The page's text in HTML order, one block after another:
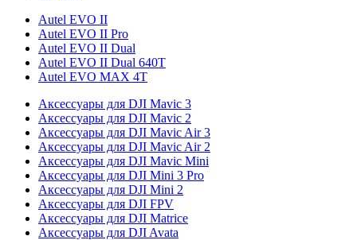
Autel EVO II
Autel EVO II Pro
Autel EVO II Dual
Autel EVO II Dual 640T
Autel EVO MAX 4T
Аксессуары для DJI Mavic 3
Аксессуары для DJI Mavic 2
Аксессуары для DJI Mavic Air 3
Аксессуары для DJI Mavic Air 2
Аксессуары для DJI Mavic Mini
Аксессуары для DJI Mini 3 Pro
Аксессуары для DJI Mini 2
Аксессуары для DJI FPV
Аксессуары для DJI Matrice
Аксессуары для DJI Avata